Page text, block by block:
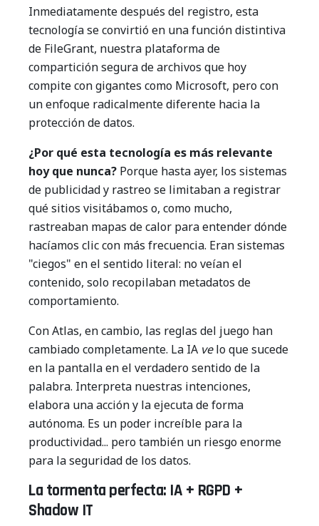
Inmediatamente después del registro, esta
tecnología se convirtió en una función distintiva
de FileGrant, nuestra plataforma de
compartición segura de archivos que hoy
compite con gigantes como Microsoft, pero con
un enfoque radicalmente diferente hacia la
protección de datos.
¿Por qué esta tecnología es más relevante
hoy que nunca? Porque hasta ayer, los sistemas
de publicidad y rastreo se limitaban a registrar
qué sitios visitábamos o, como mucho,
rastreaban mapas de calor para entender dónde
hacíamos clic con más frecuencia. Eran sistemas
"ciegos" en el sentido literal: no veían el
contenido, solo recopilaban metadatos de
comportamiento.
Con Atlas, en cambio, las reglas del juego han
cambiado completamente. La IA velo que sucede
en la pantalla en el verdadero sentido de la
palabra. Interpreta nuestras intenciones,
elabora una acción y la ejecuta de forma
autónoma. Es un poder increíble para la
productividad... pero también un riesgo enorme
para la seguridad de los datos.
La tormenta perfecta: IA + RGPD +
Shadow IT